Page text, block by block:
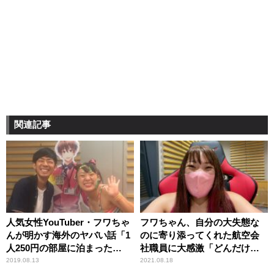
関連記事
人気女性YouTuber・フワちゃ
んが明かす海外のヤバい話「1
人250円の部屋に泊まった
ら……」
2019.08.13
フワちゃん、自分の大失態な
のに寄り添ってくれた航空会
社職員に大感激「どんだけ女
神やねん！」
2021.08.18